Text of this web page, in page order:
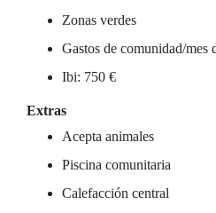
Zonas verdes
Gastos de comunidad/mes
Ibi: 750 €
Extras
Acepta animales
Piscina comunitaria
Calefacción central